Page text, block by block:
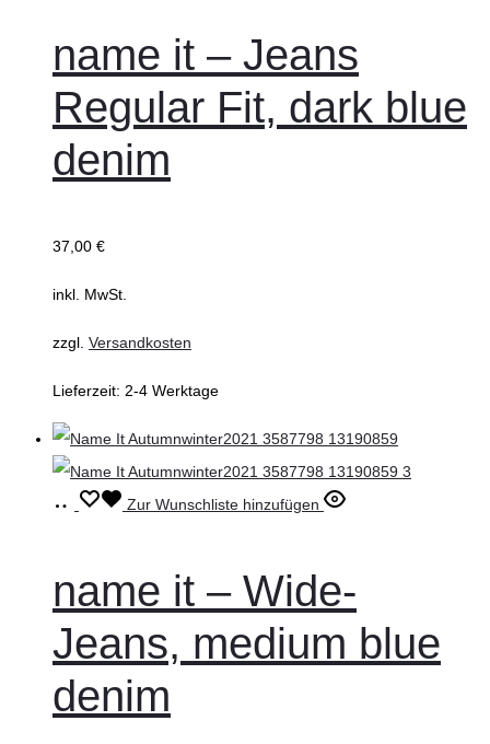
mehrere
Varianten
auf.
Die
der
werden
name it – Jeans
Regular Fit, dark blue
denim
37,00 €
inkl. MwSt.
zzgl. Versandkosten
Lieferzeit: 2-4 Werktage
Ausführung
Dieses
mehrere
Varianten
auf.
Die
Zur Wunschliste hinzufügen
name it – Wide-
Jeans, medium blue
denim